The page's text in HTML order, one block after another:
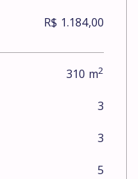
R$ 1.184,00
310 m2
3
3
5